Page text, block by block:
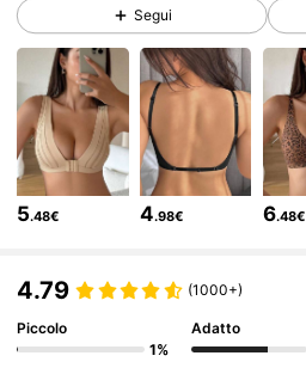
4.86 6.6M Follower
4.86 6.6M Follower
4.86 6.6M Follower
4.86 6.6M Follower
Segui
5.48€ 4.98€ 6.48€
4.79 (1000+)
Piccolo
1%
Adatto